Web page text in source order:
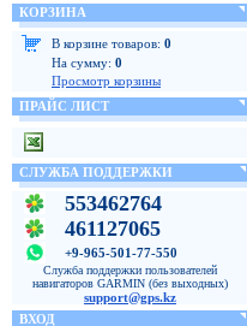
КОРЗИНА
В корзине товаров: 0
На сумму: 0
Просмотр корзины
ПРАЙС ЛИСТ
СЛУЖБА ПОДДЕРЖКИ
553462764
461127065
+9-965-501-77-550
Служба поддержки пользователей
навигаторов GARMIN (без выходных)
support@gps.kz
ВХОД